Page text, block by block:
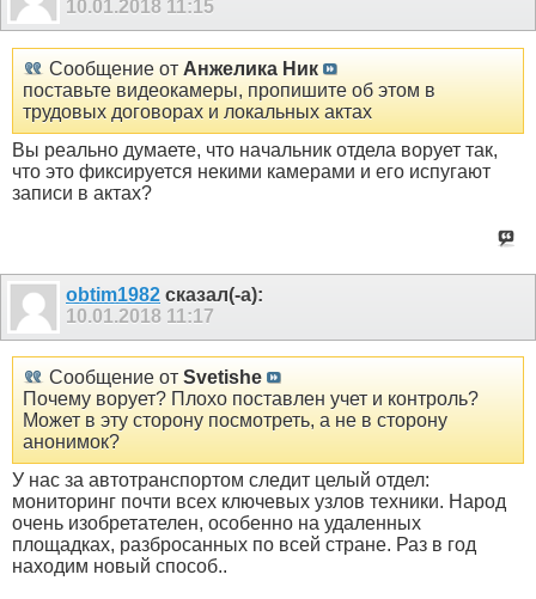
10.01.2018 11:15
Сообщение от Анжелика Ник
поставьте видеокамеры, пропишите об этом в
трудовых договорах и локальных актах
Вы реально думаете, что начальник отдела ворует так,
что это фиксируется некими камерами и его испугают
записи в актах?
obtim1982 сказал(-а):
10.01.2018 11:17
Сообщение от Svetishe
Почему ворует? Плохо поставлен учет и контроль?
Может в эту сторону посмотреть, а не в сторону
анонимок?
У нас за автотранспортом следит целый отдел:
мониторинг почти всех ключевых узлов техники. Народ
очень изобретателен, особенно на удаленных
площадках, разбросанных по всей стране. Раз в год
находим новый способ..